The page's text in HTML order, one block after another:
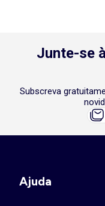
Junte-se
Subscreva
Ajuda